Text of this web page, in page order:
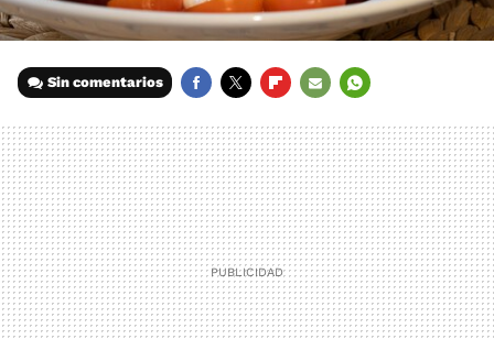
Sin comentarios
MAIL